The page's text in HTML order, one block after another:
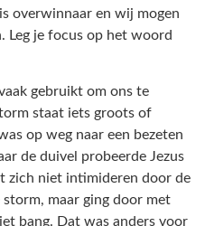
overwinnaar en wij mogen
Leg je focus op het woord
gebruikt om ons te
staat iets groots of
op weg naar een bezeten
de duivel probeerde Jezus
zich niet intimideren door de
maar ging door met
bang. Dat was anders voor